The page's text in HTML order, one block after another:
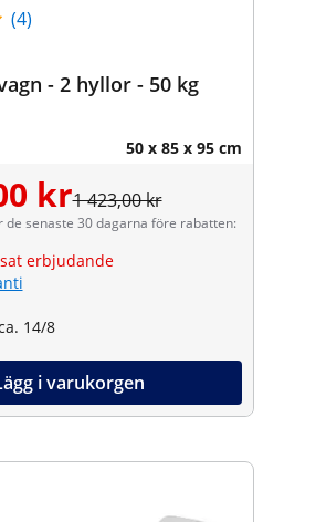
(4)
- 2 hyllor - 50 kg
50 x 85 x 95 cm
kr1 423,00 kr
de senaste 30 dagarna före rabatten:
erbjudande
14/8
i varukorgen